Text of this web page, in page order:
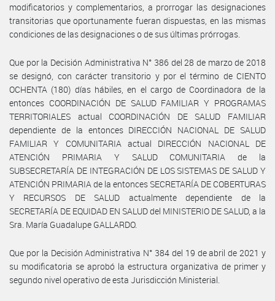
modificatorios y complementarios, a prorrogar las designaciones
transitorias que oportunamente fueran dispuestas, en las mismas
condiciones de las designaciones o de sus últimas prórrogas.
Que por la Decisión Administrativa N° 386 del 28 de marzo de 2018
se designó, con carácter transitorio y por el término de CIENTO
OCHENTA (180) días hábiles, en el cargo de Coordinadora de la
entonces COORDINACIÓN DE SALUD FAMILIAR Y PROGRAMAS
TERRITORIALES actual COORDINACIÓN DE SALUD FAMILIAR
dependiente de la entonces DIRECCIÓN NACIONAL DE SALUD
FAMILIAR Y COMUNITARIA actual DIRECCIÓN NACIONAL DE
ATENCIÓN PRIMARIA Y SALUD COMUNITARIA de la
SUBSECRETARÍA DE INTEGRACIÓN DE LOS SISTEMAS DE SALUD Y
ATENCIÓN PRIMARIA de la entonces SECRETARÍA DE COBERTURAS
Y RECURSOS DE SALUD actualmente dependiente de la
SECRETARÍA DE EQUIDAD EN SALUD del MINISTERIO DE SALUD, a la
Sra. María Guadalupe GALLARDO.
Que por la Decisión Administrativa N° 384 del 19 de abril de 2021 y
su modificatoria se aprobó la estructura organizativa de primer y
segundo nivel operativo de esta Jurisdicción Ministerial.